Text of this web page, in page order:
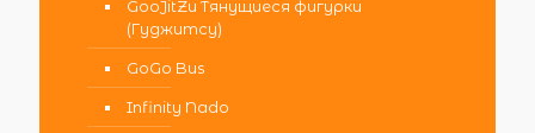
GooJitZu Тянущиеся фигурки
(Гуджитсу)
GoGo Bus
Infinity Nado